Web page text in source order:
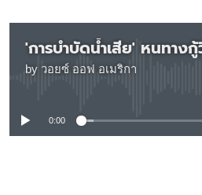
by วอยซ์ ออฟ อเมริกา
No media source
0:00